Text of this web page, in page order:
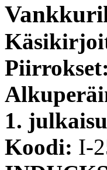
Piirrokset:
1.
Koodi: I-